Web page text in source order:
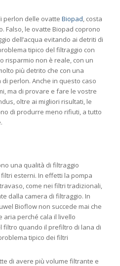
perlon delle ovatte Biopad, costa
Falso, le ovatte Biopad coprono
dell’acqua evitando ai detriti di
tipico del filtraggio con
risparmio non è reale, con un
più detrito che con una
perlon. Anche in questo caso
ma di provare e fare le vostre
oltre ai migliori risultati, le
di produrre meno rifiuti, a tutto
una qualità di filtraggio
esterni. In effetti la pompa
come nei filtri tradizionali,
dalla camera di filtraggio. In
Bioflow non succede mai che
aria perché cala il livello
filtro quando il prefiltro di lana di
tipico dei filtri
di avere più volume filtrante e